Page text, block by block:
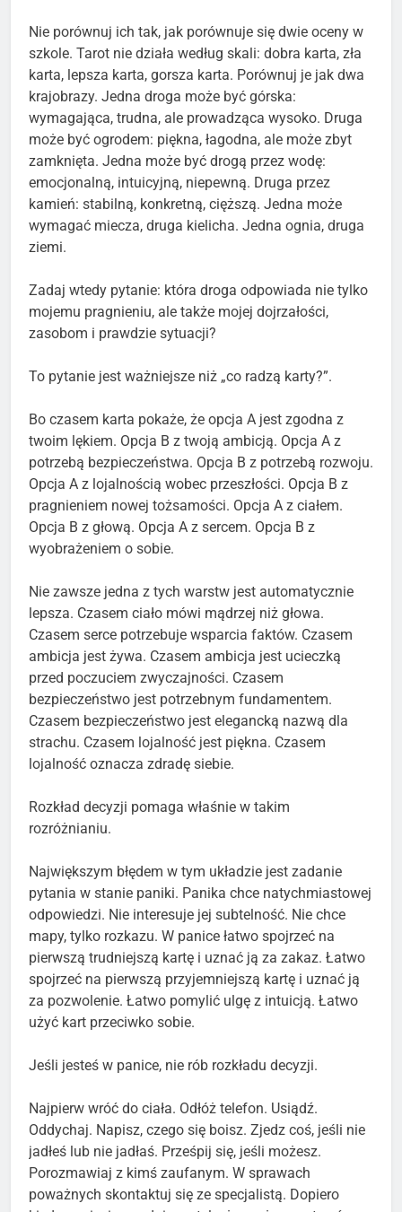
Nie porównuj ich tak, jak porównuje się dwie oceny w
szkole. Tarot nie działa według skali: dobra karta, zła
karta, lepsza karta, gorsza karta. Porównuj je jak dwa
krajobrazy. Jedna droga może być górska:
wymagająca, trudna, ale prowadząca wysoko. Druga
może być ogrodem: piękna, łagodna, ale może zbyt
zamknięta. Jedna może być drogą przez wodę:
emocjonalną, intuicyjną, niepewną. Druga przez
kamień: stabilną, konkretną, cięższą. Jedna może
wymagać miecza, druga kielicha. Jedna ognia, druga
ziemi.
Zadaj wtedy pytanie: która droga odpowiada nie tylko
mojemu pragnieniu, ale także mojej dojrzałości,
zasobom i prawdzie sytuacji?
To pytanie jest ważniejsze niż „co radzą karty?”.
Bo czasem karta pokaże, że opcja A jest zgodna z
twoim lękiem. Opcja B z twoją ambicją. Opcja A z
potrzebą bezpieczeństwa. Opcja B z potrzebą rozwoju.
Opcja A z lojalnością wobec przeszłości. Opcja B z
pragnieniem nowej tożsamości. Opcja A z ciałem.
Opcja B z głową. Opcja A z sercem. Opcja B z
wyobrażeniem o sobie.
Nie zawsze jedna z tych warstw jest automatycznie
lepsza. Czasem ciało mówi mądrzej niż głowa.
Czasem serce potrzebuje wsparcia faktów. Czasem
ambicja jest żywa. Czasem ambicja jest ucieczką
przed poczuciem zwyczajności. Czasem
bezpieczeństwo jest potrzebnym fundamentem.
Czasem bezpieczeństwo jest elegancką nazwą dla
strachu. Czasem lojalność jest piękna. Czasem
lojalność oznacza zdradę siebie.
Rozkład decyzji pomaga właśnie w takim
rozróżnianiu.
Największym błędem w tym układzie jest zadanie
pytania w stanie paniki. Panika chce natychmiastowej
odpowiedzi. Nie interesuje jej subtelność. Nie chce
mapy, tylko rozkazu. W panice łatwo spojrzeć na
pierwszą trudniejszą kartę i uznać ją za zakaz. Łatwo
spojrzeć na pierwszą przyjemniejszą kartę i uznać ją
za pozwolenie. Łatwo pomylić ulgę z intuicją. Łatwo
użyć kart przeciwko sobie.
Jeśli jesteś w panice, nie rób rozkładu decyzji.
Najpierw wróć do ciała. Odłóż telefon. Usiądź.
Oddychaj. Napisz, czego się boisz. Zjedz coś, jeśli nie
jadłeś lub nie jadłaś. Prześpij się, jeśli możesz.
Porozmawiaj z kimś zaufanym. W sprawach
poważnych skontaktuj się ze specjalistą. Dopiero